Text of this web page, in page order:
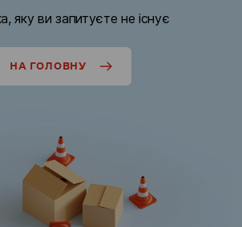
яку ви запитуєте не існує
НА ГОЛОВНУ